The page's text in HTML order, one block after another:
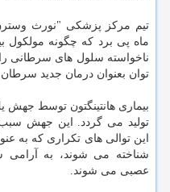
ماه پی برد كه چگونه مولكول
ناخواسته سلول های سرطانی را
توان بعنوان درمان جدید سرطان
شناخته می شوند، به
عصبی می شوند.